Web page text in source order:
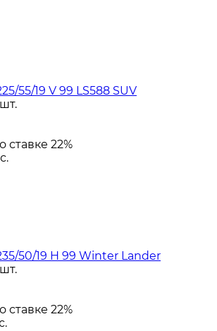
55/19 V 99 LS588 SUV
22%
50/19 H 99 Winter Lander
22%